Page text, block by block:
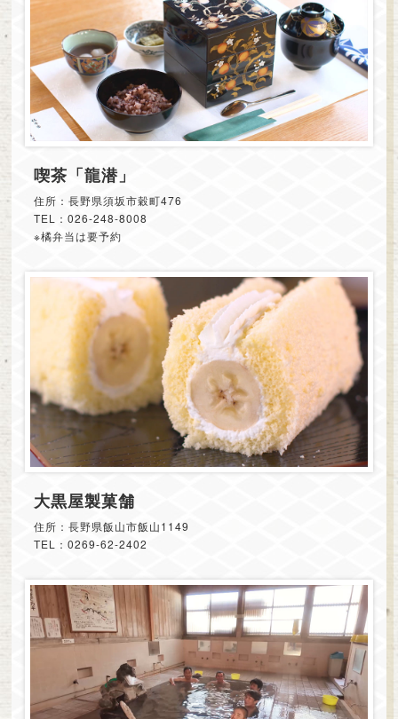
喫茶「龍潜」
住所：長野県須坂市穀町476
TEL：026-248-8008
※橘弁当は要予約
大黒屋製菓舗
住所：長野県飯山市飯山1149
TEL：0269-62-2402